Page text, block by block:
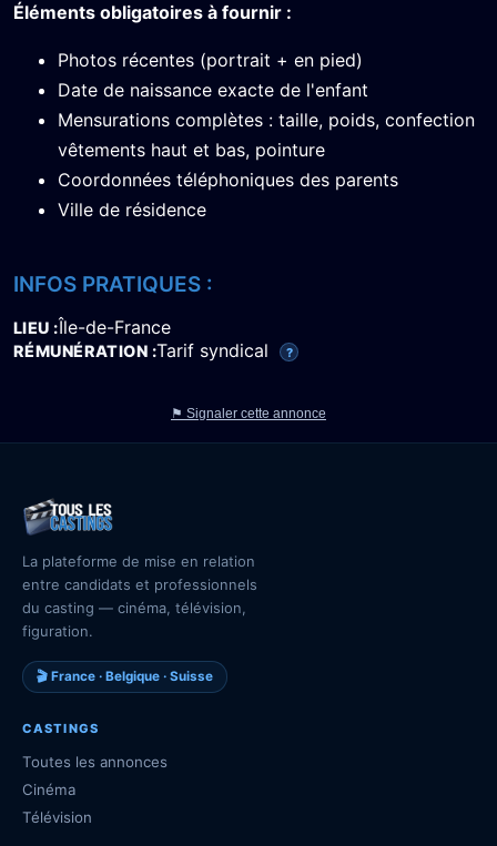
Éléments obligatoires à fournir :
Photos récentes (portrait + en pied)
Date de naissance exacte de l'enfant
Mensurations complètes : taille, poids, confection
vêtements haut et bas, pointure
Coordonnées téléphoniques des parents
Ville de résidence
INFOS PRATIQUES :
LIEU Île-de-France
RÉMUNÉRATION Tarif syndical ?
⚑ Signaler cette annonce
La plateforme de mise en relation
entre candidats et professionnels
du casting — cinéma, télévision,
figuration.
🎬 France · Belgique · Suisse
CASTINGS
Toutes les annonces
Cinéma
Télévision